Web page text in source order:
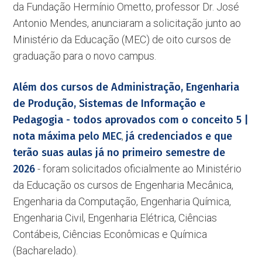
da Fundação Hermínio Ometto, professor Dr. José
Antonio Mendes, anunciaram a solicitação junto ao
Ministério da Educação (MEC) de oito cursos de
graduação para o novo campus.
Além dos cursos de Administração, Engenharia
de Produção, Sistemas de Informação e
Pedagogia - todos aprovados com o conceito 5 |
nota máxima pelo MEC, já credenciados e que
terão suas aulas já no primeiro semestre de
2026- foram solicitados oficialmente ao Ministério
da Educação os cursos de Engenharia Mecânica,
Engenharia da Computação, Engenharia Química,
Engenharia Civil, Engenharia Elétrica, Ciências
Contábeis, Ciências Econômicas e Química
(Bacharelado).